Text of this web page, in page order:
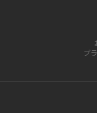
プ